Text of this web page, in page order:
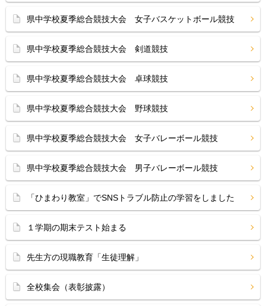
県中学校夏季総合競技大会 女子バスケットボール競技
県中学校夏季総合競技大会 剣道競技
県中学校夏季総合競技大会 卓球競技
県中学校夏季総合競技大会 野球競技
県中学校夏季総合競技大会 女子バレーボール競技
県中学校夏季総合競技大会 男子バレーボール競技
「ひまわり教室」でSNSトラブル防止の学習をしました
１学期の期末テスト始まる
先生方の現職教育「生徒理解」
全校集会（表彰披露）